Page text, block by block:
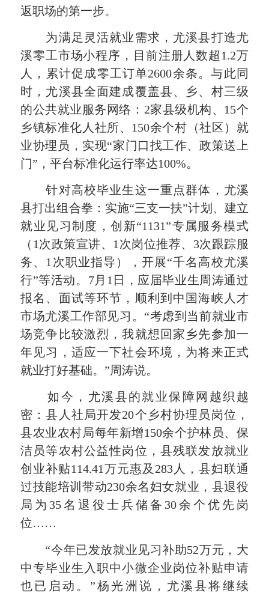
返职场的第一步。
为满足灵活就业需求，尤溪县打造尤
溪零工市场小程序，目前注册人数超1.2万
人，累计促成零工订单2600余条。与此同
时，尤溪县全面建成覆盖县、乡、村三级
的公共就业服务网络：2家县级机构、15个
乡镇标准化人社所、150余个村（社区）就
业协理员，实现“家门口找工作、政策送上
门”，平台标准化运行率达100%。
针对高校毕业生这一重点群体，尤溪
县打出组合拳：实施“三支一扶”计划、建立
就业见习制度，创新“1131”专属服务模式
（1次政策宣讲、1次岗位推荐、3次跟踪服
务、1次职业指导），开展“千名高校尤溪
行”等活动。7月1日，应届毕业生周涛通过
报名、面试等环节，顺利到中国海峡人才
市场尤溪工作部见习。“考虑到当前就业市
场竞争比较激烈，我就想回家乡先参加一
年见习，适应一下社会环境，为将来正式
就业打好基础。”周涛说。
如今，尤溪县的就业保障网越织越
密：县人社局开发20个乡村协理员岗位，
县农业农村局每年新增150余个护林员、保
洁员等农村公益性岗位，县残联发放就业
创业补贴114.41万元惠及283人，县妇联通
过技能培训带动230余名妇女就业，县退役
局为35名退役士兵储备30余个优先岗
位……
“今年已发放就业见习补助52万元，大
中专毕业生入职中小微企业岗位补贴申请
也已启动。”杨光洲说，尤溪县将继续